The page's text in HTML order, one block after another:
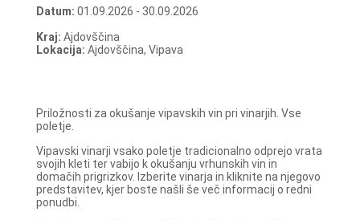
Datum: 01.09.2026 - 30.09.2026
Kraj: Ajdovščina
Lokacija: Ajdovščina, Vipava
Priložnosti za okušanje vipavskih vin pri vinarjih. Vse
poletje.
Vipavski vinarji vsako poletje tradicionalno odprejo vrata
svojih kleti ter vabijo k okušanju vrhunskih vin in
domačih prigrizkov. Izberite vinarja in kliknite na njegovo
predstavitev, kjer boste našli še več informacij o redni
ponudbi.